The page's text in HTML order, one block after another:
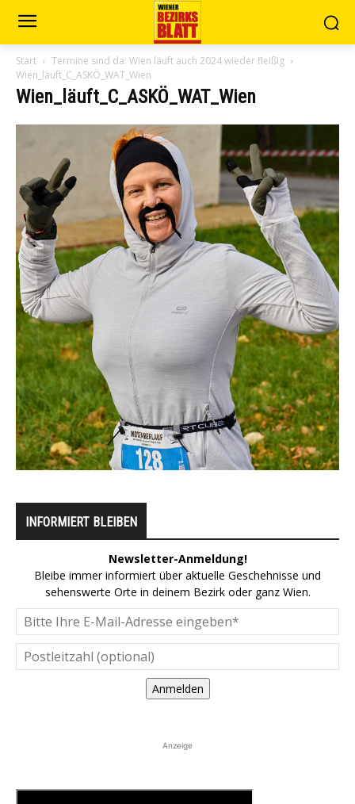
Start
Termine sind da: Wien läuft auch 2024 wieder fleißig
Wien_läuft_C_ASKÖ_WAT_Wien
Wien_läuft_C_ASKÖ_WAT_Wien
INFORMIERT BLEIBEN
Newsletter-Anmeldung!
Bleibe immer informiert über aktuelle Geschehnisse und
sehenswerte Orte in deinem Bezirk oder ganz Wien.
Anmelden
Anzeige